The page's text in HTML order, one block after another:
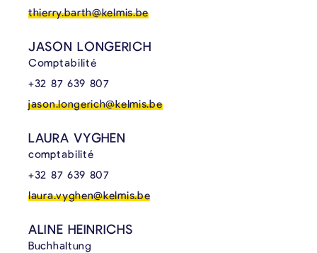
thierry.barth@kelmis.be
JASON LONGERICH
Comptabilité
+32 87 639 807
jason.longerich@kelmis.be
LAURA VYGHEN
comptabilité
+32 87 639 807
laura.vyghen@kelmis.be
ALINE HEINRICHS
Buchhaltung